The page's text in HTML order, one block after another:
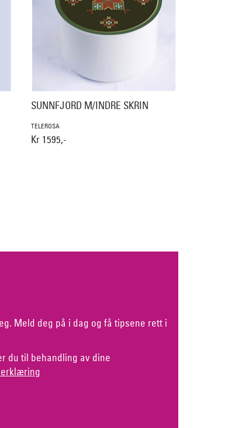
SUNNFJORD M/INDRE SKRIN
TELEROSA
Kr 1595,-
Meld deg på i dag og få tipsene rett i
du til behandling av dine